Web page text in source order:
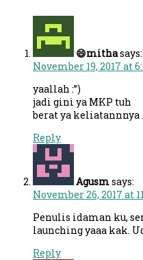
😄mithasays:
November 19, 2017 at
yaallah :”)
jadi gini ya MKP tuh
berat ya keliatannnya
Reply
Agusmsays:
November 26, 2017 at
Penulis idaman ku,
launching yaaa kak.
Reply